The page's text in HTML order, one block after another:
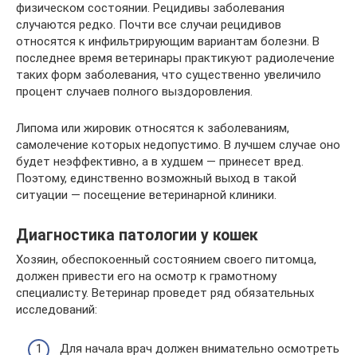
физическом состоянии. Рецидивы заболевания
случаются редко. Почти все случаи рецидивов
относятся к инфильтрирующим вариантам болезни. В
последнее время ветеринары практикуют радиолечение
таких форм заболевания, что существенно увеличило
процент случаев полного выздоровления.
Липома или жировик относятся к заболеваниям,
самолечение которых недопустимо. В лучшем случае оно
будет неэффективно, а в худшем — принесет вред.
Поэтому, единственно возможный выход в такой
ситуации — посещение ветеринарной клиники.
Диагностика патологии у кошек
Хозяин, обеспокоенный состоянием своего питомца,
должен привести его на осмотр к грамотному
специалисту. Ветеринар проведет ряд обязательных
исследований:
Для начала врач должен внимательно осмотреть